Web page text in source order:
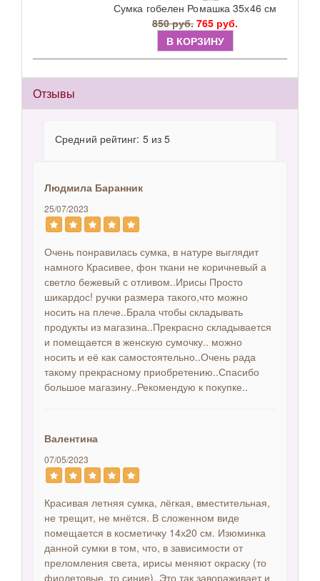
Сумка гобелен Ромашка 35х46 см
850 руб. 765 руб.
В КОРЗИНУ
Отзывы
Средний рейтинг: 5 из 5
Людмила Баранник
25/07/2023
Очень понравилась сумка, в натуре выглядит
намного Красивее, фон ткани не коричневый а
светло бежевый с отливом..Ирисы Просто
шикардос! ручки размера такого,что можно
носить на плече..Брала чтобы складывать
продукты из магазина..Прекрасно складывается
и помещается в женскую сумочку.. можно
носить и её как самостоятельно..Очень рада
такому прекрасному приобретению..Спасибо
большое магазину..Рекомендую к покупке..
Валентина
07/05/2023
Красивая летняя сумка, лёгкая, вместительная,
не трещит, не мнётся. В сложенном виде
помещается в косметичку 14х20 см. Изюминка
данной сумки в том, что, в зависимости от
преломления света, ирисы меняют окраску (то
фиолетовые, то синие). Это так завораживает и